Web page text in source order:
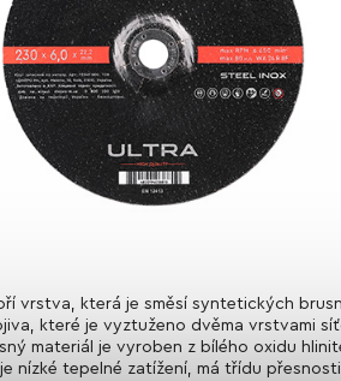
vrstva, která je směsí syntetických
které je vyztuženo dvěma vrstvami
materiál je vyroben z bílého oxidu
nízké tepelné zatížení, má třídu